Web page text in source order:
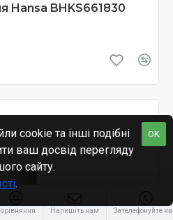
Hansa BHKS661830
Напишіть нам Зателефонуйте
OK
cookie та інші подібні
ваш досвід перегляду
сайту.
.